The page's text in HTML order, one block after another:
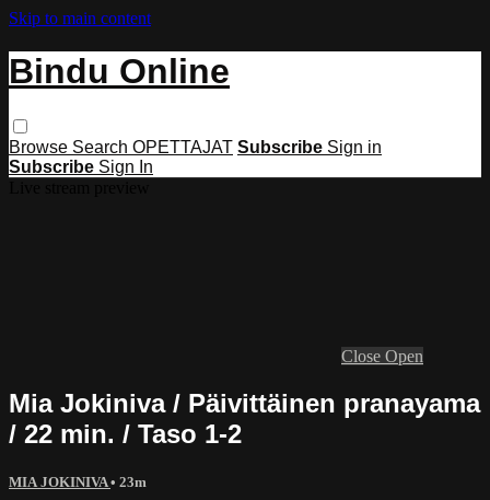
Skip to main content
Bindu Online
Browse Search OPETTAJAT Subscribe Sign in
Subscribe Sign In
Close Open
Mia Jokiniva / Päivittäinen pranayama
/ 22 min. / Taso 1-2
MIA JOKINIVA• 23m